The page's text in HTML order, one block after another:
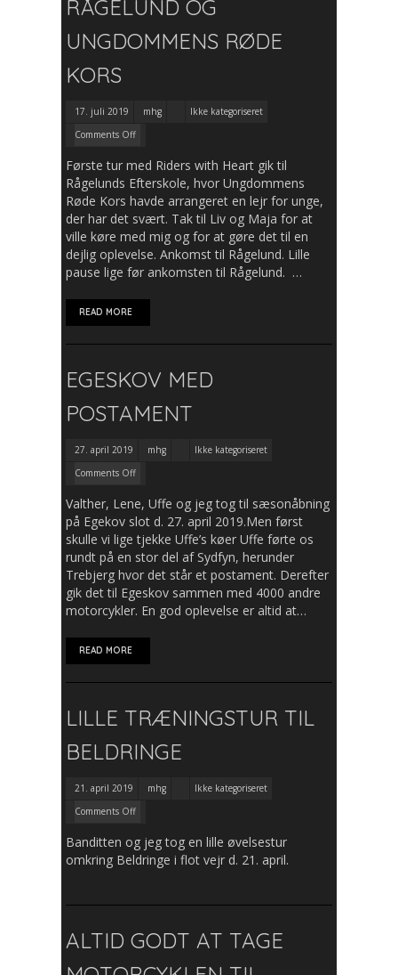
RÅGELUND OG
UNGDOMMENS RØDE
KORS
17. juli 2019 mhg
Ikke kategoriseret
Comments Off
Første tur med Riders with Heart gik til
Rågelunds Efterskole, hvor Ungdommens
Røde Kors havde arrangeret en lejr for unge,
der har det svært. Tak til Liv og Maja for at
ville køre med mig og for at gøre det til en
dejlig oplevelse. Ankomst til Rågelund. Lille
pause lige før ankomsten til Rågelund. …
READ MORE
EGESKOV MED
POSTAMENT
27. april 2019 mhg
Ikke kategoriseret
Comments Off
Valther, Lene, Uffe og jeg tog til sæsonåbning
på Egekov slot d. 27. april 2019.Men først
skulle vi lige tjekke Uffe’s køer Uffe førte os
rundt på en stor del af Sydfyn, herunder
Trebjerg hvor det står et postament. Derefter
gik det til Egeskov sammen med 4000 andre
motorcykler. En god oplevelse er altid at…
READ MORE
LILLE TRÆNINGSTUR TIL
BELDRINGE
21. april 2019 mhg
Ikke kategoriseret
Comments Off
Banditten og jeg tog en lille øvelsestur
omkring Beldringe i flot vejr d. 21. april.
ALTID GODT AT TAGE